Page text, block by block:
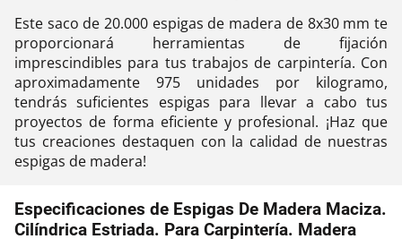
Este saco de 20.000 espigas de madera de 8x30 mm te
proporcionará herramientas de fijación
imprescindibles para tus trabajos de carpintería. Con
aproximadamente 975 unidades por kilogramo,
tendrás suficientes espigas para llevar a cabo tus
proyectos de forma eficiente y profesional. ¡Haz que
tus creaciones destaquen con la calidad de nuestras
espigas de madera!
Especificaciones de Espigas De Madera Maciza.
Cilíndrica Estriada. Para Carpintería. Madera